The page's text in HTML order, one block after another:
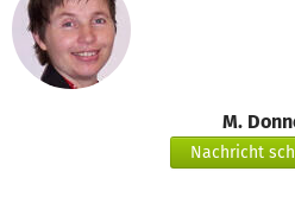
M.
Nachricht